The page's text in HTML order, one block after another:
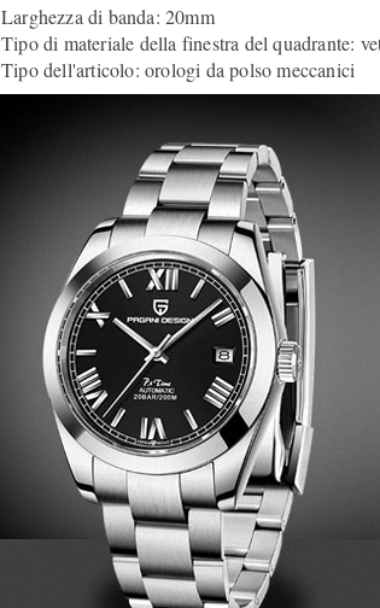
Larghezza di banda: 20mm
Tipo di materiale della finestra del quadrante:
Tipo dell'articolo: orologi da polso meccanici